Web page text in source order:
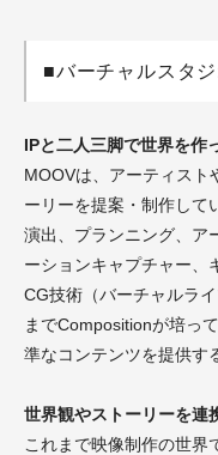
■バーチャルスタ
IPと二人三脚で世界を作
MOOVは、アーティスト
ーリーを提案・制作して
演出、プランニング、ア
ーションキャプチャー、
CG技術（バーチャルラ
までCompositionが培っ
準なコンテンツを提供す
世界観やストーリーを連
これまで映像制作の世界